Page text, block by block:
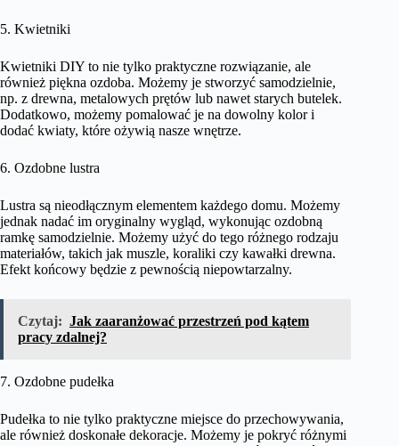
5. Kwietniki
Kwietniki DIY to nie tylko praktyczne rozwiązanie, ale
również piękna ozdoba. Możemy je stworzyć samodzielnie,
np. z drewna, metalowych prętów lub nawet starych butelek.
Dodatkowo, możemy pomalować je na dowolny kolor i
dodać kwiaty, które ożywią nasze wnętrze.
6. Ozdobne lustra
Lustra są nieodłącznym elementem każdego domu. Możemy
jednak nadać im oryginalny wygląd, wykonując ozdobną
ramkę samodzielnie. Możemy użyć do tego różnego rodzaju
materiałów, takich jak muszle, koraliki czy kawałki drewna.
Efekt końcowy będzie z pewnością niepowtarzalny.
Czytaj: Jak zaaranżować przestrzeń pod kątem
pracy zdalnej?
7. Ozdobne pudełka
Pudełka to nie tylko praktyczne miejsce do przechowywania,
ale również doskonałe dekoracje. Możemy je pokryć różnymi